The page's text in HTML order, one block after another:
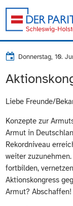
Donnerstag, 10.
Liebe Freunde/
Konzepte zur
Armut in
Rekordniveau
weiter
fortbilden,
Aktionskongress
Armut? Abschaffen!